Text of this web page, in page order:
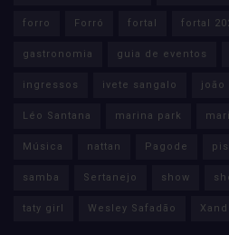
forro Forró fortal fortal
gastronomia guia de eventos
ingressos ivete sangalo joão
Léo Santana marina park
Música nattan Pagode
samba Sertanejo show
taty girl Wesley Safadão